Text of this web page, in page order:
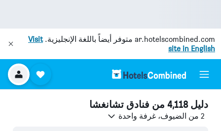
ar.hotelscombined.com متوفر أيضاً باللغة الإنجليزية.Visit
site in English
دليل 4,118 من فنادق تشانغشا
2 من الضيوف، غرفة واحدة